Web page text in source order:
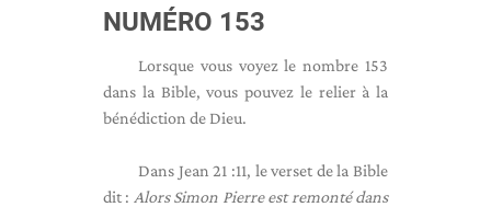
NUMÉRO 153
Lorsque vous voyez le nombre 153
dans la Bible, vous pouvez le relier à la
bénédiction de Dieu.
Dans Jean 21 :11, le verset de la Bible
dit : Alors Simon Pierre est remonté dans